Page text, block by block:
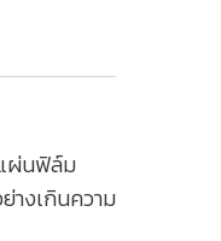
ผ่นฟิล์ม
างเกินความ